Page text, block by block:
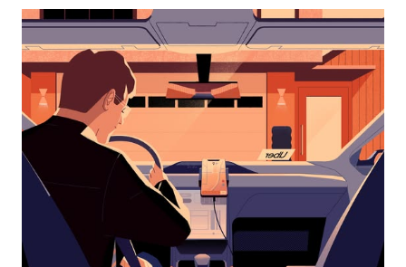
åpne
og
velge
dato.
Trykk
på
Esc-
knappen
kalenderen.